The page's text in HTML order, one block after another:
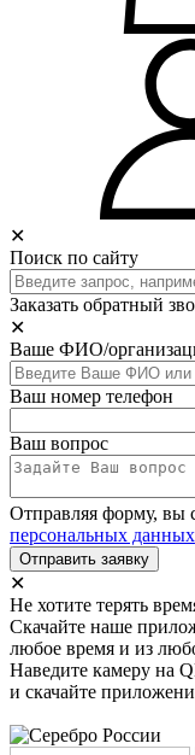
✕
Поиск по сайту
Заказать обратный
✕
Ваше ФИО/
Ваш номер телефон
Ваш вопрос
Отправляя форму, вы
персональных данных
Отправить заявку
✕
Не хотите терять
Скачайте наше
любое время и из
Наведите камеру на
и скачайте